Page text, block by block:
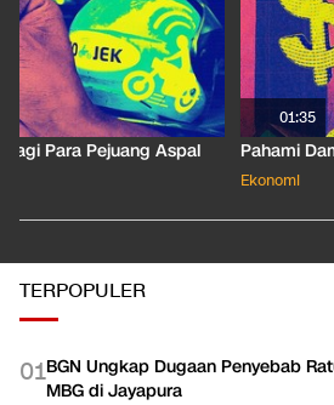
01:35
Pahami Dampak Kenaikan Suku
TERPOPULER
01BGN Ungkap Dugaan Penyebab
MBG di Jayapura